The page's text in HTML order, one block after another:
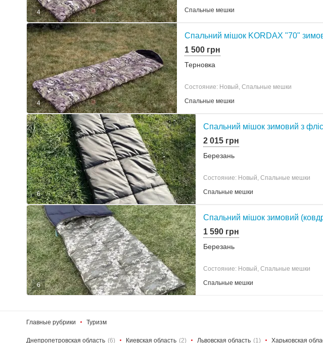
4
Спальные мешки
4
Спальний мішок KORDAX "70"
1 500 грн
Терновка
Состояние: Новый, Спальные мешки
Спальные мешки
6
Спальний мішок зимовий з
2 015 грн
Березань
Состояние: Новый, Спальные мешки
Спальные мешки
6
Спальний мішок зимовий
1 590 грн
Березань
Состояние: Новый, Спальные мешки
Спальные мешки
Главные рубрики Туризм
Днепропетровская область (6) Киевская область (2) Львовская область (1) Харьковская